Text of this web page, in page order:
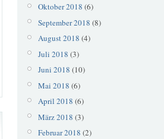
Oktober 2018 (6)
September 2018 (8)
August 2018 (4)
Juli 2018 (3)
Juni 2018 (10)
Mai 2018 (6)
April 2018 (6)
März 2018 (3)
Februar 2018 (2)